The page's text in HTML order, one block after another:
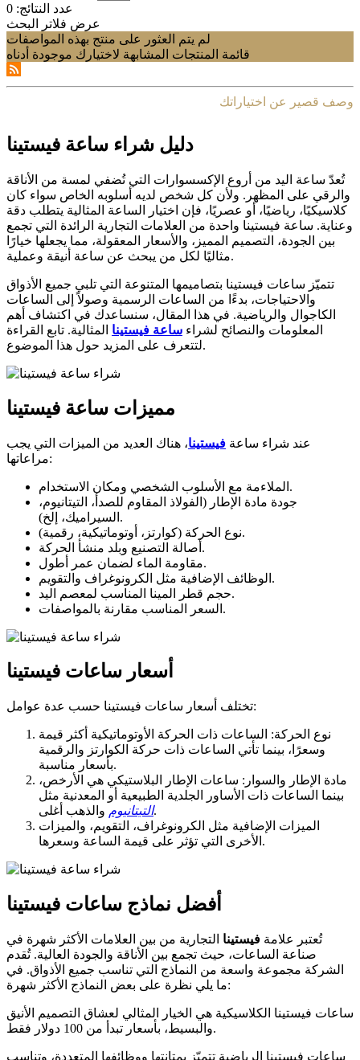
عدد النتائج: 0
عرض فلاتر البحث
لم يتم العثور على منتج بهذه المواصفات
قائمة المنتجات المشابهة لاختيارك موجودة أدناه
وصف قصير عن اختياراتك
دليل شراء ساعة فيستينا
تُعدّ ساعة اليد من أروع الإكسسوارات التي تُضفي لمسة من الأناقة
والرقي على المظهر. ولأن كل شخص لديه أسلوبه الخاص سواء كان
كلاسيكيًا، رياضيًا، أو عصريًا، فإن اختيار الساعة المثالية يتطلب دقة
وعناية. ساعة فيستينا واحدة من العلامات التجارية الرائدة التي تجمع
بين الجودة، التصميم المميز، والأسعار المعقولة، مما يجعلها خيارًا
مثاليًا لكل من يبحث عن ساعة أنيقة وعملية.
تتميّز ساعات فيستينا بتصاميمها المتنوعة التي تلبي جميع الأذواق
والاحتياجات، بدءًا من الساعات الرسمية وصولاً إلى الساعات
الكاجوال والرياضية. في هذا المقال، سنساعدك في اكتشاف أهم
المعلومات والنصائح لشراء ساعة فيستينا المثالية. تابع القراءة
لتتعرف على المزيد حول هذا الموضوع.
مميزات ساعة فيستينا
عند شراء ساعة فيستينا، هناك العديد من الميزات التي يجب
مراعاتها:
الملاءمة مع الأسلوب الشخصي ومكان الاستخدام.
جودة مادة الإطار (الفولاذ المقاوم للصدأ، التيتانيوم،
السيراميك، إلخ).
نوع الحركة (كوارتز، أوتوماتيكية، رقمية).
أصالة التصنيع وبلد منشأ الحركة.
مقاومة الماء لضمان عمر أطول.
الوظائف الإضافية مثل الكرونوغراف والتقويم.
حجم قطر المينا المناسب لمعصم اليد.
السعر المناسب مقارنة بالمواصفات.
أسعار ساعات فيستينا
تختلف أسعار ساعات فيستينا حسب عدة عوامل:
نوع الحركة: الساعات ذات الحركة الأوتوماتيكية أكثر قيمة
وسعرًا، بينما تأتي الساعات ذات حركة الكوارتز والرقمية
بأسعار مناسبة.
مادة الإطار والسوار: ساعات الإطار البلاستيكي هي الأرخص،
بينما الساعات ذات الأساور الجلدية الطبيعية أو المعدنية مثل
التيتانيوموالذهب أغلى.
الميزات الإضافية مثل الكرونوغراف، التقويم، والميزات
الأخرى التي تؤثر على قيمة الساعة وسعرها.
أفضل نماذج ساعات فيستينا
تُعتبر علامة فيستينا التجارية من بين العلامات الأكثر شهرة في
صناعة الساعات، حيث تجمع بين الأناقة والجودة العالية. تُقدم
الشركة مجموعة واسعة من النماذج التي تناسب جميع الأذواق. في
ما يلي نظرة على بعض النماذج الأكثر شهرة:
ساعات فيستينا الكلاسيكية هي الخيار المثالي لعشاق التصميم الأنيق
والبسيط، بأسعار تبدأ من 100 دولار فقط.
ساعات فيستينا الرياضية تتميّز بمتانتها ووظائفها المتعددة، وتناسب